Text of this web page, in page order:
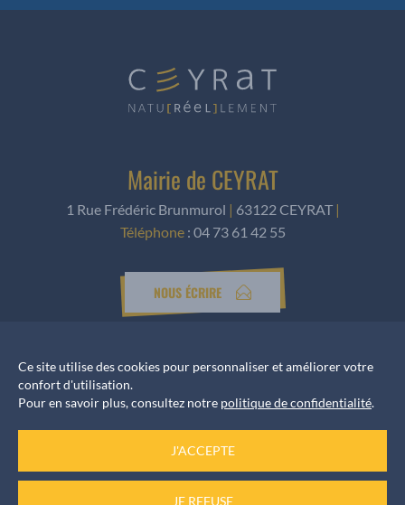
Mairie de CEYRAT
1 Rue Frédéric Brunmurol | 63122 CEYRAT |
Téléphone: 04 73 61 42 55
NOUS ÉCRIRE
Horaires d’ouverture
Accueil services
Ce site utilise des cookies pour personnaliser et améliorer votre
confort d'utilisation.
Pour en savoir plus, consultez notre politique de confidentialité.
J'ACCEPTE
JE REFUSE